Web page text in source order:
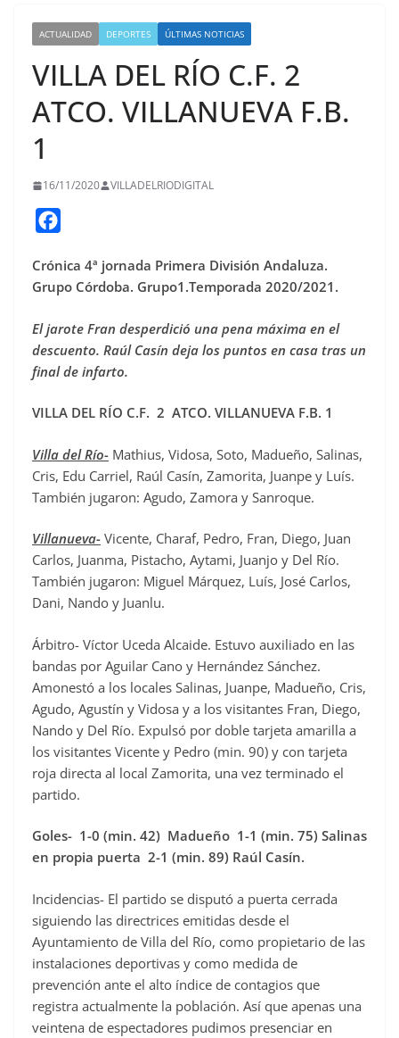
ACTUALIDAD DEPORTES ÚLTIMAS NOTICIAS
VILLA DEL RÍO C.F. 2
ATCO. VILLANUEVA F.B.
1
16/11/2020 VILLADELRIODIGITAL
c
e
o
o
Crónica 4ª jornada Primera División Andaluza.
Grupo Córdoba. Grupo1.Temporada 2020/2021.
El jarote Fran desperdició una pena máxima en el
descuento. Raúl Casín deja los puntos en casa tras un
final de infarto.
VILLA DEL RÍO C.F. 2 ATCO. VILLANUEVA F.B. 1
Villa del Río- Mathius, Vidosa, Soto, Madueño, Salinas,
Cris, Edu Carriel, Raúl Casín, Zamorita, Juanpe y Luís.
También jugaron: Agudo, Zamora y Sanroque.
Villanueva- Vicente, Charaf, Pedro, Fran, Diego, Juan
Carlos, Juanma, Pistacho, Aytami, Juanjo y Del Río.
También jugaron: Miguel Márquez, Luís, José Carlos,
Dani, Nando y Juanlu.
Árbitro- Víctor Uceda Alcaide. Estuvo auxiliado en las
bandas por Aguilar Cano y Hernández Sánchez.
Amonestó a los locales Salinas, Juanpe, Madueño, Cris,
Agudo, Agustín y Vidosa y a los visitantes Fran, Diego,
Nando y Del Río. Expulsó por doble tarjeta amarilla a
los visitantes Vicente y Pedro (min. 90) y con tarjeta
roja directa al local Zamorita, una vez terminado el
partido.
Goles- 1-0 (min. 42) Madueño 1-1 (min. 75) Salinas
en propia puerta 2-1 (min. 89) Raúl Casín.
Incidencias- El partido se disputó a puerta cerrada
siguiendo las directrices emitidas desde el
Ayuntamiento de Villa del Río, como propietario de las
instalaciones deportivas y como medida de
prevención ante el alto índice de contagios que
registra actualmente la población. Así que apenas una
veintena de espectadores pudimos presenciar en